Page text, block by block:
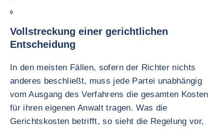
0
Vollstreckung einer gerichtlichen
Entscheidung
In den meisten Fällen, sofern der Richter nichts
anderes beschließt, muss jede Partei unabhängig
vom Ausgang des Verfahrens die gesamten Kosten
für ihren eigenen Anwalt tragen. Was die
Gerichtskosten betrifft, so sieht die Regelung vor,